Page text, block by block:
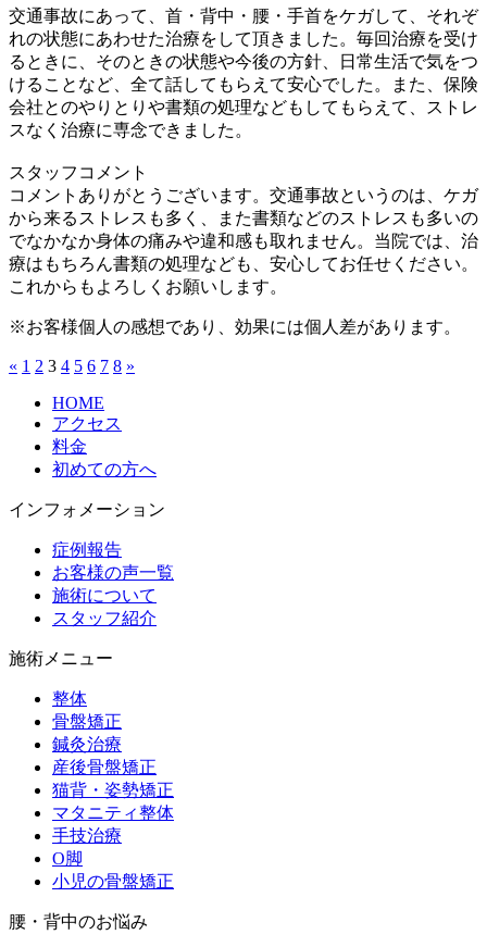
交通事故にあって、首・背中・腰・手首をケガして、それぞ
れの状態にあわせた治療をして頂きました。毎回治療を受け
るときに、そのときの状態や今後の方針、日常生活で気をつ
けることなど、全て話してもらえて安心でした。また、保険
会社とのやりとりや書類の処理などもしてもらえて、ストレ
スなく治療に専念できました。
スタッフコメント
コメントありがとうございます。交通事故というのは、ケガ
から来るストレスも多く、また書類などのストレスも多いの
でなかなか身体の痛みや違和感も取れません。当院では、治
療はもちろん書類の処理なども、安心してお任せください。
これからもよろしくお願いします。
※お客様個人の感想であり、効果には個人差があります。
« 1 2 3 4 5 6 7 8 »
HOME
アクセス
料金
初めての方へ
インフォメーション
症例報告
お客様の声一覧
施術について
スタッフ紹介
施術メニュー
整体
骨盤矯正
鍼灸治療
産後骨盤矯正
猫背・姿勢矯正
マタニティ整体
手技治療
O脚
小児の骨盤矯正
腰・背中のお悩み